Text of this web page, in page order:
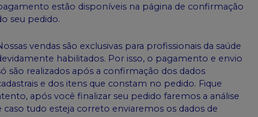
estão disponíveis na página de confirmação
seu pedido.
vendas são exclusivas para profissionais da saúde
habilitados. Por isso, o pagamento e envio
são realizados após a confirmação dos dados
e dos itens que constam no pedido. Fique
após você finalizar seu pedido faremos a análise
caso tudo esteja correto enviaremos os dados de